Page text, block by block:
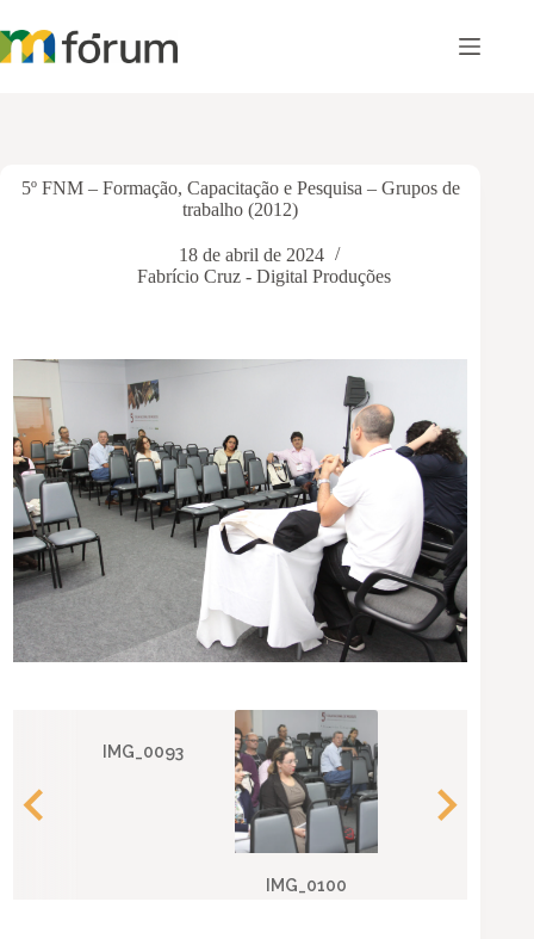
para
o
5º FNM – Formação, Capacitação e Pesquisa – Grupos de
trabalho (2012)
18 de abril de 2024
Fabrício Cruz - Digital Produções
IMG_0093
IMG_0100